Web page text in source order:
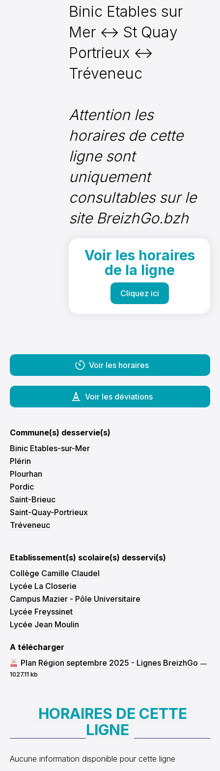
Binic Etables sur
Mer ↔ St Quay
Portrieux ↔
Tréveneuc
Attention les
horaires de cette
ligne sont
uniquement
consultables sur le
site BreizhGo.bzh
Voir les horaires
de la ligne
Cliquez ici
Voir les horaires
Voir les déviations
Commune(s) desservie(s)
Binic Etables-sur-Mer
Plérin
Plourhan
Pordic
Saint-Brieuc
Saint-Quay-Portrieux
Tréveneuc
Etablissement(s) scolaire(s) desservi(s)
Collège Camille Claudel
Lycée La Closerie
Campus Mazier - Pôle Universitaire
Lycée Freyssinet
Lycée Jean Moulin
A télécharger
Plan Région septembre 2025 - Lignes BreizhGo —
1027.11 kb
HORAIRES DE CETTE
LIGNE
Aucune information disponible pour cette ligne